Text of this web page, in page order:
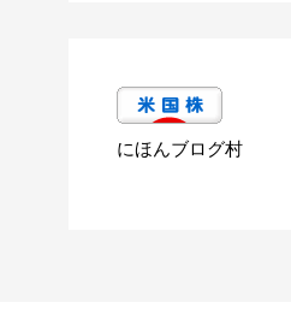
にほんブログ村